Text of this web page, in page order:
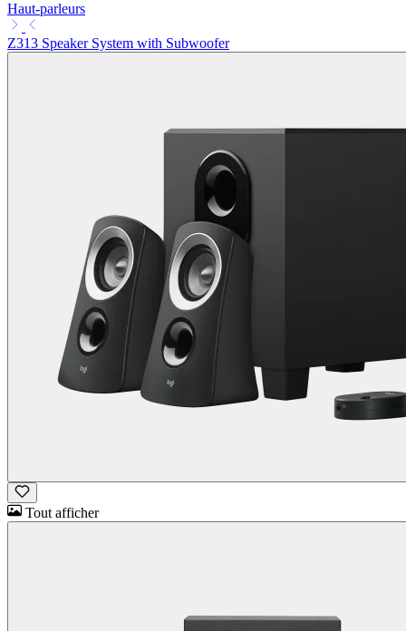
Haut-parleurs
Z313 Speaker System with Subwoofer
Tout afficher